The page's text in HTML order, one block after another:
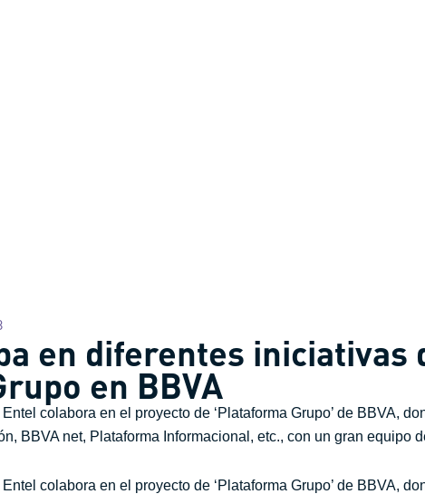
en diferentes iniciativas
en BBVA
colabora en el proyecto de ‘Plataforma Grupo’ de BBVA,
BBVA net, Plataforma Informacional, etc., con un gran equipo
colabora en el proyecto de ‘Plataforma Grupo’ de BBVA,